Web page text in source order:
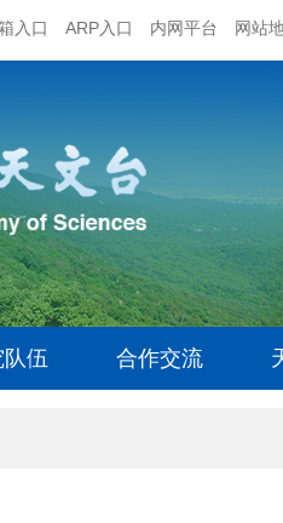
入口 ARP入口 内网平台 网站
伍 合作交流